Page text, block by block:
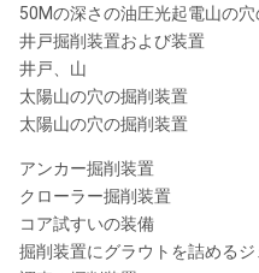
50Mの深さの油圧光起電山の
井戸掘削装置および装置
井戸、山
太陽山の穴の掘削装置
太陽山の穴の掘削装置
アンカー掘削装置
クローラー掘削装置
コア試すいの装備
掘削装置にグラウトを詰めるジ